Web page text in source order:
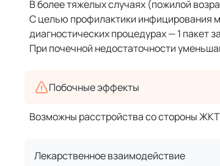
В более тяжелых случаях (пожилой
С целью профилактики инфицирования
диагностических процедурах — 1 пакет
При почечной недостаточности
Побочные эффекты
Возможны расстройства со стороны
Лекарственное взаимодействие